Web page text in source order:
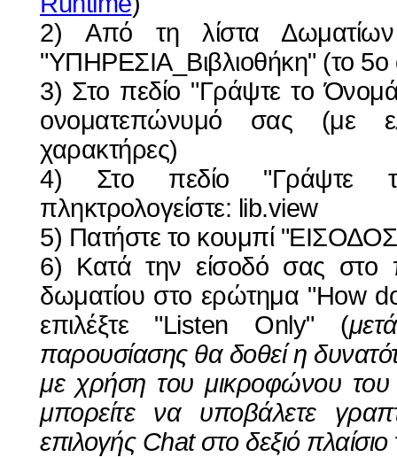
2) Από τη λίστα Δωματίων
"ΥΠΗΡΕΣΙΑ_Βιβλιοθήκη" (το 5ο
3) Στο πεδίο "Γράψτε το
ονοματεπώνυμό σας (με
χαρακτήρες)
4) Στο πεδίο "Γράψτε
πληκτρολογείστε: lib.view
5) Πατήστε το κουμπί
6) Κατά την είσοδό σας στο
δωματίου στο ερώτημα "How
επιλέξτε "Listen Only" (
παρουσίασης θα δοθεί η
με χρήση του μικροφώνου
μπορείτε να υποβάλετε
επιλογής Chat στο δεξιό